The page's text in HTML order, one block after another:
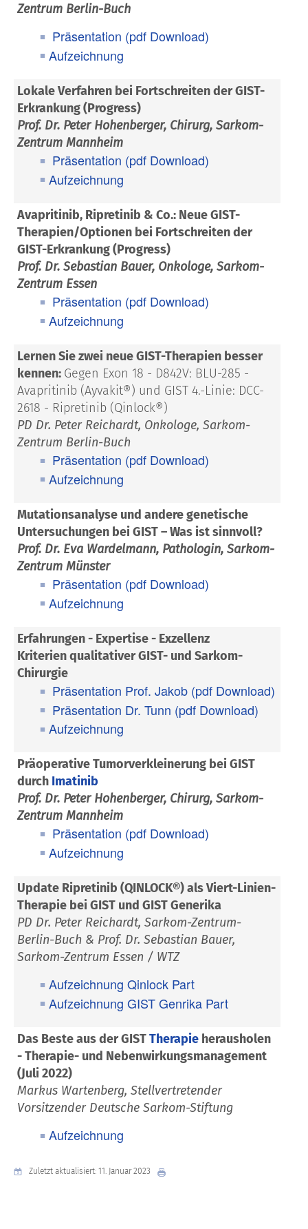
Zentrum Berlin-Buch
Präsentation (pdf Download)
Aufzeichnung
Lokale Verfahren bei Fortschreiten der GIST-
Erkrankung (Progress)
Prof. Dr. Peter Hohenberger, Chirurg, Sarkom-
Zentrum Mannheim
Präsentation (pdf Download)
Aufzeichnung
Avapritinib, Ripretinib & Co.: Neue GIST-
Therapien/Optionen bei Fortschreiten der
GIST-Erkrankung (Progress)
Prof. Dr. Sebastian Bauer, Onkologe, Sarkom-
Zentrum Essen
Präsentation (pdf Download)
Aufzeichnung
Lernen Sie zwei neue GIST-Therapien besser
kennen: Gegen Exon 18 - D842V: BLU-285 -
Avapritinib (Ayvakit®) und GIST 4.-Linie: DCC-
2618 - Ripretinib (Qinlock®)
PD Dr. Peter Reichardt, Onkologe, Sarkom-
Zentrum Berlin-Buch
Präsentation (pdf Download)
Aufzeichnung
Mutationsanalyse und andere genetische
Untersuchungen bei GIST – Was ist sinnvoll?
Prof. Dr. Eva Wardelmann, Pathologin, Sarkom-
Zentrum Münster
Präsentation (pdf Download)
Aufzeichnung
Erfahrungen - Expertise - Exzellenz
Kriterien qualitativer GIST- und Sarkom-
Chirurgie
Präsentation Prof. Jakob (pdf Download)
Präsentation Dr. Tunn (pdf Download)
Aufzeichnung
Präoperative Tumorverkleinerung bei GIST
durch Imatinib
Prof. Dr. Peter Hohenberger, Chirurg, Sarkom-
Zentrum Mannheim
Präsentation (pdf Download)
Aufzeichnung
Update Ripretinib (QINLOCK®) als Viert-Linien-
Therapie bei GIST und GIST Generika
PD Dr. Peter Reichardt, Sarkom-Zentrum-
Berlin-Buch & Prof. Dr. Sebastian Bauer,
Sarkom-Zentrum Essen / WTZ
Aufzeichnung Qinlock Part
Aufzeichnung GIST Genrika Part
Das Beste aus der GISTTherapie herausholen
- Therapie- und Nebenwirkungsmanagement
(Juli 2022)
Markus Wartenberg, Stellvertretender
Vorsitzender Deutsche Sarkom-Stiftung
Aufzeichnung
Zuletzt aktualisiert: 11. Januar 2023